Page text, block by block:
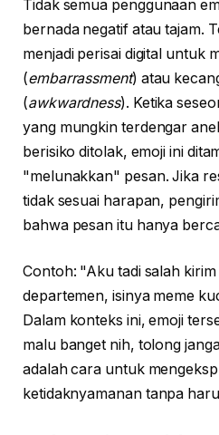
Tidak semua penggunaan
bernada negatif atau tajam.
menjadi perisai digital untuk
(embarrassment) atau
(awkwardness). Ketika
yang mungkin terdengar
berisiko ditolak, emoji ini
"melunakkan" pesan. Jika
tidak sesuai harapan,
bahwa pesan itu hanya
Contoh: "Aku tadi salah
departemen, isinya meme
Dalam konteks ini, emoji
malu banget nih, tolong
adalah cara untuk
ketidaknyamanan tanpa